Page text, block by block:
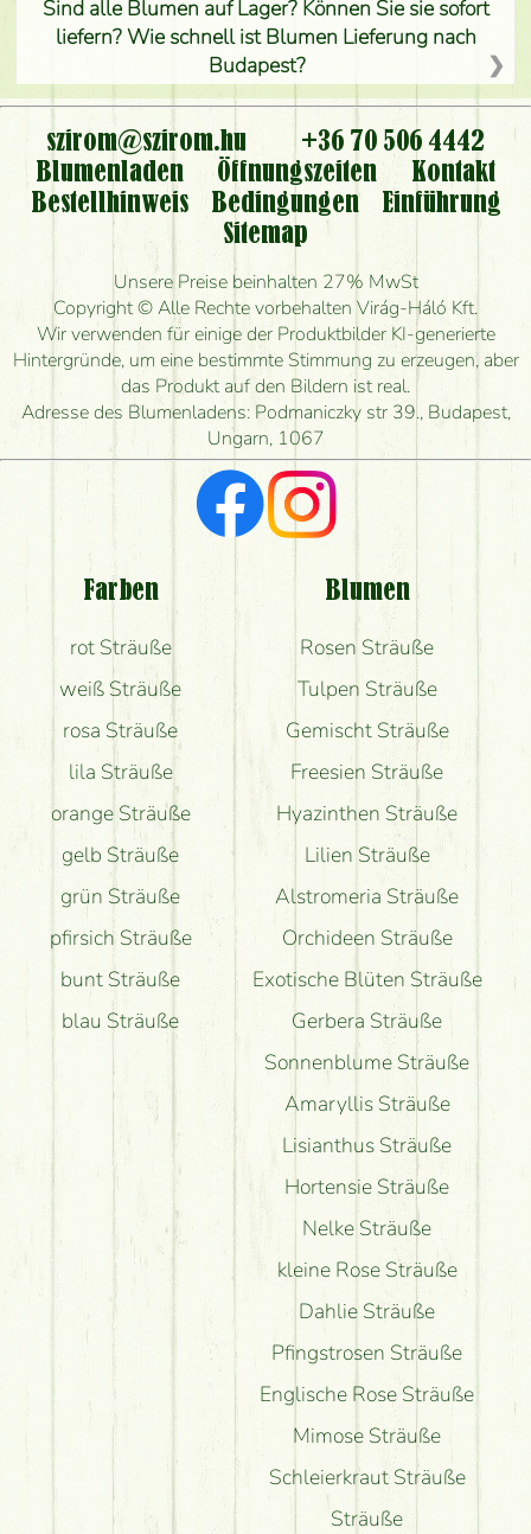
Sind alle Blumen auf Lager? Können Sie sie sofort
liefern? Wie schnell ist Blumen Lieferung nach
Budapest?
Ist der Blumenladen non stop geöffnet?
Kann ich den bestellten Blumenstrauß persönlich
nehmen oder nur per Blumenversand?
Ist eine Bestellung für ländliche Gebiete möglich?
Wie lange kann ich heute Blumen mit Lieferung
bestellen?
Wie schnell können Sie den Blumenstrauß
herstellen und wann können Sie ihn frühestens
liefern?
Ich suche rote Rosen, hast du welche?
Welche Rückmeldungen bekomme ich zum
Bekomme ich wirklich, was auf dem Bild zu sehen
szirom@szirom.hu
+36 70 506 4442
Blumenladen
Öffnungszeiten
Kontakt
Bestellhinweis
Bedingungen
Einführung
Sitemap
Unsere Preise beinhalten 27% MwSt
Copyright © Alle Rechte vorbehalten Virág-Háló Kft.
Wir verwenden für einige der Produktbilder KI-generierte
Hintergründe, um eine bestimmte Stimmung zu erzeugen, aber
das Produkt auf den Bildern ist real.
Adresse des Blumenladens: Podmaniczky str 39., Budapest,
Ungarn, 1067
Farben
rot Sträuße
weiß Sträuße
rosa Sträuße
lila Sträuße
orange Sträuße
gelb Sträuße
grün Sträuße
pfirsich Sträuße
bunt Sträuße
blau Sträuße
Blumen
Rosen Sträuße
Tulpen Sträuße
Gemischt Sträuße
Freesien Sträuße
Hyazinthen Sträuße
Lilien Sträuße
Alstromeria Sträuße
Orchideen Sträuße
Exotische Blüten Sträuße
Gerbera Sträuße
Sonnenblume Sträuße
Amaryllis Sträuße
Lisianthus Sträuße
Hortensie Sträuße
Nelke Sträuße
kleine Rose Sträuße
Dahlie Sträuße
Pfingstrosen Sträuße
Englische Rose Sträuße
Mimose Sträuße
Schleierkraut Sträuße
Sträuße